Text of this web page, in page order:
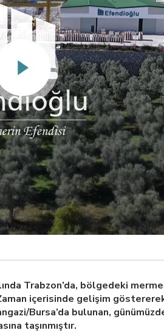
Trabzon’da, bölgedeki
içerisinde gelişim
Bursa’da bulunan,
taşınmıştır.